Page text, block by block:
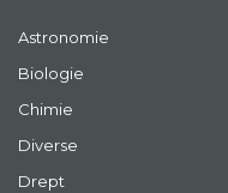
Astronomie
Biologie
Chimie
Diverse
Drept